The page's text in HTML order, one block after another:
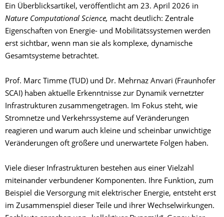
Ein Überblicksartikel, veröffentlicht am 23. April 2026 in
Nature Computational Science, macht deutlich: Zentrale
Eigenschaften von Energie- und Mobilitätssystemen werden
erst sichtbar, wenn man sie als komplexe, dynamische
Gesamtsysteme betrachtet.
Prof. Marc Timme (TUD) und Dr. Mehrnaz Anvari (Fraunhofer
SCAI) haben aktuelle Erkenntnisse zur Dynamik vernetzter
Infrastrukturen zusammengetragen. Im Fokus steht, wie
Stromnetze und Verkehrssysteme auf Veränderungen
reagieren und warum auch kleine und scheinbar unwichtige
Veränderungen oft größere und unerwartete Folgen haben.
Viele dieser Infrastrukturen bestehen aus einer Vielzahl
miteinander verbundener Komponenten. Ihre Funktion, zum
Beispiel die Versorgung mit elektrischer Energie, entsteht erst
im Zusammenspiel dieser Teile und ihrer Wechselwirkungen.